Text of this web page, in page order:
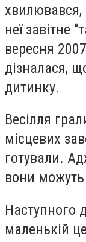
хвилювався,
неї завітне
вересня
дізналася,
дитинку.
Весілля
місцевих
готували.
вони можуть
Наступного
маленькій